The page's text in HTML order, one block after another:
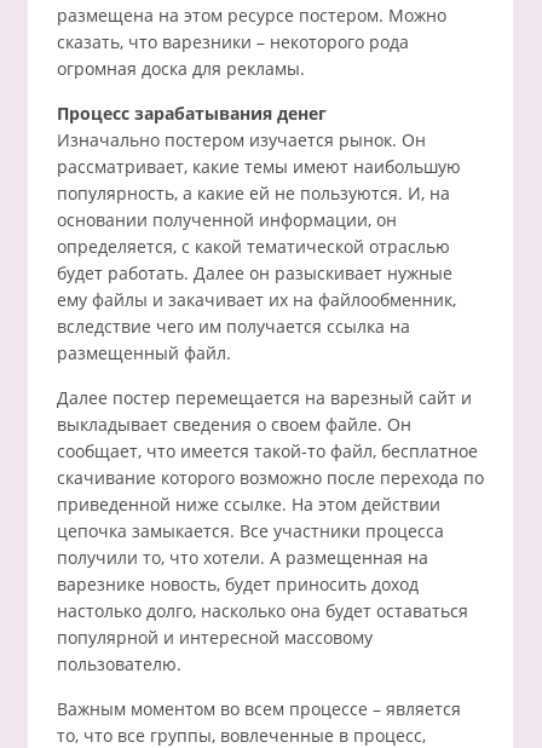
размещена на этом ресурсе постером. Можно
сказать, что варезники – некоторого рода
огромная доска для рекламы.
Процесс зарабатывания денег
Изначально постером изучается рынок. Он
рассматривает, какие темы имеют наибольшую
популярность, а какие ей не пользуются. И, на
основании полученной информации, он
определяется, с какой тематической отраслью
будет работать. Далее он разыскивает нужные
ему файлы и закачивает их на файлообменник,
вследствие чего им получается ссылка на
размещенный файл.
Далее постер перемещается на варезный сайт и
выкладывает сведения о своем файле. Он
сообщает, что имеется такой-то файл, бесплатное
скачивание которого возможно после перехода по
приведенной ниже ссылке. На этом действии
цепочка замыкается. Все участники процесса
получили то, что хотели. А размещенная на
варезнике новость, будет приносить доход
настолько долго, насколько она будет оставаться
популярной и интересной массовому
пользователю.
Важным моментом во всем процессе – является
то, что все группы, вовлеченные в процесс,